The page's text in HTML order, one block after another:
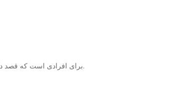
کتاب Complete Ielts Bands 6.5-7.5 برای افرادی است که قصد دارند نمره ای بین 6.5 تا 7.5 در آزمون آیلتس کسب نمایند.